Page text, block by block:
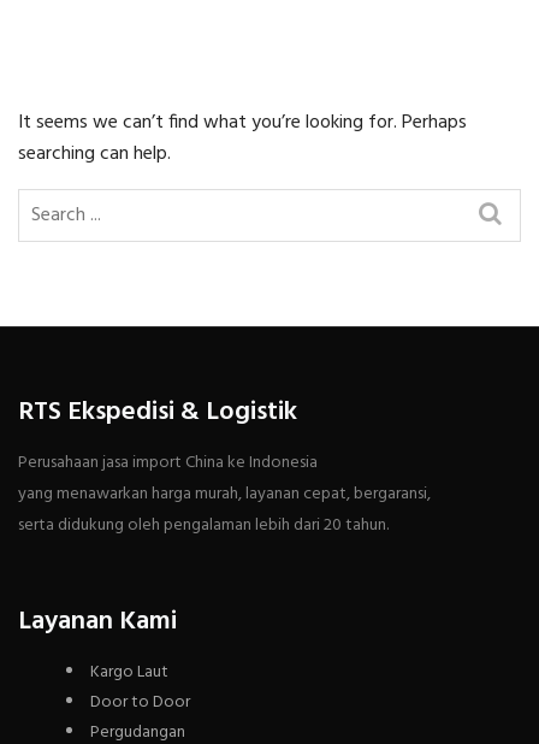
It seems we can’t find what you’re looking for. Perhaps
searching can help.
RTS Ekspedisi & Logistik
Perusahaan jasa import China ke Indonesia
yang menawarkan harga murah, layanan cepat, bergaransi,
serta didukung oleh pengalaman lebih dari 20 tahun.
Layanan Kami
Kargo Laut
Door to Door
Pergudangan